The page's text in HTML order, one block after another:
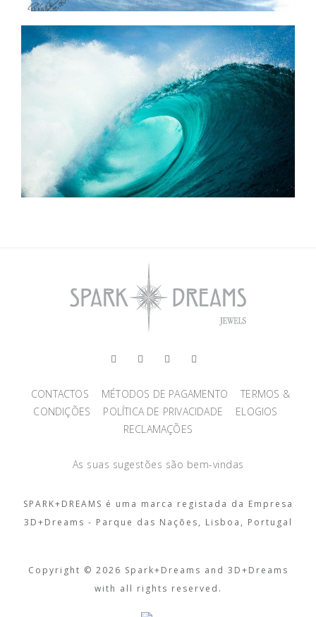
CONTACTOS MÉTODOS DE PAGAMENTO
TERMOS &
CONDIÇÕES
POLÍTICA DE PRIVACIDADE
ELOGIOS
RECLAMAÇÕES
As suas sugestões são bem-vindas
SPARK+DREAMS é uma marca registada da Empresa
3D+Dreams - Parque das Nações, Lisboa, Portugal
Copyright © 2026 Spark+Dreams and 3D+Dreams
with all rights reserved.